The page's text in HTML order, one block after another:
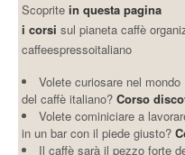
Scopritein questa pagina
i corsi sul pianeta caffè
caffeespressoitaliano
Volete curiosare nel mondo
del caffè italiano? Corso
Volete cominiciare a
in un bar con il piede giusto?
Il caffè sarà il pezzo forte